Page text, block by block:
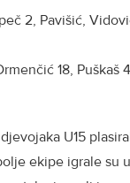
2, Pavišić,
18, Puškaš
U15
ekipe igrale su